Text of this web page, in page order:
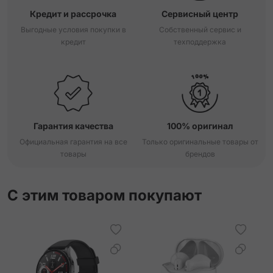
Кредит и рассрочка
Выгодные условия покупки в
кредит
Сервисный центр
Собственный сервис и
техподдержка
Гарантия качества
Официальная гарантия на все
товары
100% оригинал
Только оригинальные товары от
брендов
С этим товаром покупают